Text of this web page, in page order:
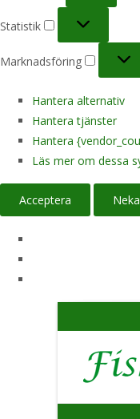
Statistik
Marknadsföring
Hantera alternativ
Hantera tjänster
Hantera
Läs mer om dessa
Acceptera Neka